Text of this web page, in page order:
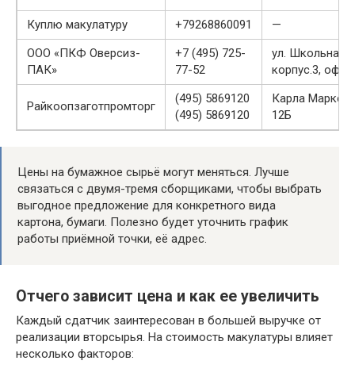
Куплю макулатуру
+79268860091
—
ООО «ПКФ Оверсиз-
ПАК»
+7 (495) 725-
77-52
ул. Школьная,
корпус.3, офис
Райкоопзаготпромторг
(495) 5869120
(495) 5869120
Карла Маркса
12Б
Цены на бумажное сырьё могут меняться. Лучше
связаться с двумя-тремя сборщиками, чтобы выбрать
выгодное предложение для конкретного вида
картона, бумаги. Полезно будет уточнить график
работы приёмной точки, её адрес.
Отчего зависит цена и как ее увеличить
Каждый сдатчик заинтересован в большей выручке от
реализации вторсырья. На стоимость макулатуры влияет
несколько факторов: